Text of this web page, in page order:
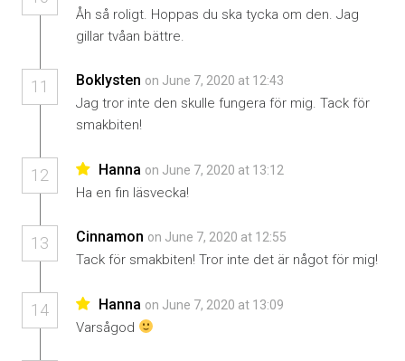
Åh så roligt. Hoppas du ska tycka om den. Jag
gillar tvåan bättre.
11 Boklysten on June 7, 2020 at 12:43
Jag tror inte den skulle fungera för mig. Tack för
smakbiten!
12 Hanna on June 7, 2020 at 13:12
Ha en fin läsvecka!
13 Cinnamon on June 7, 2020 at 12:55
Tack för smakbiten! Tror inte det är något för mig!
14 Hanna on June 7, 2020 at 13:09
Varsågod